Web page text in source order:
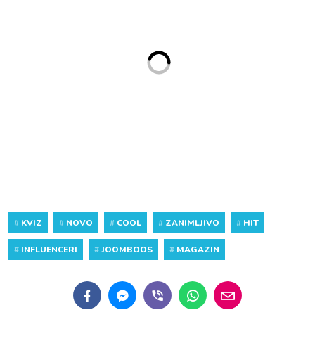
# KVIZ # NOVO # COOL # ZANIMLJIVO # HIT
# INFLUENCERI #JOOMBOOS # MAGAZIN